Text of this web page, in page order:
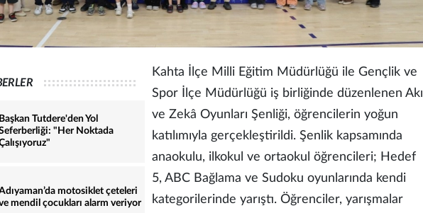
Başkan Tutdere'den Yol
"Her Noktada
motosiklet çeteleri
mendil çocukları alarm veriyor
Kahta İlçe Milli Eğitim Müdürlüğü ile Gençlik ve
Spor İlçe Müdürlüğü iş birliğinde düzenlenen Akıl
ve Zekâ Oyunları Şenliği, öğrencilerin yoğun
katılımıyla gerçekleştirildi. Şenlik kapsamında
anaokulu, ilkokul ve ortaokul öğrencileri; Hedef
5, ABC Bağlama ve Sudoku oyunlarında kendi
kategorilerinde yarıştı. Öğrenciler, yarışmalar